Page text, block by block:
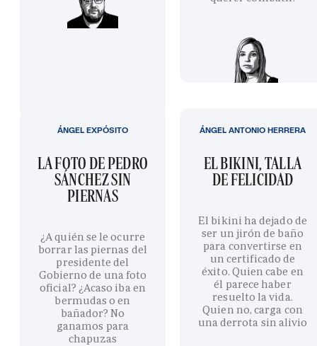
LA FOTO DE PEDRO
SÁNCHEZ SIN
PIERNAS
¿A quién se le ocurre
borrar las piernas del
presidente del
Gobierno de una foto
oficial? ¿Acaso iba en
bermudas o en
bañador? No
ganamos para
chapuzas
ÁNGEL EXPÓSITO
EL BIKINI, TALLA
DE FELICIDAD
El bikini ha dejado de
ser un jirón de baño
para convertirse en
un certificado de
éxito. Quien cabe en
él parece haber
resuelto la vida.
Quien no, carga con
una derrota sin alivio
ÁNGEL ANTONIO HERRERA